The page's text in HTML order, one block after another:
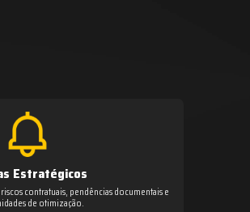
Estratégicos
contratuais, pendências documentais e
de otimização.